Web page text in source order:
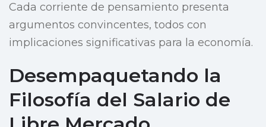
Cada corriente de pensamiento presenta
argumentos convincentes, todos con
implicaciones significativas para la economía.
Desempaquetando la
Filosofía del Salario de